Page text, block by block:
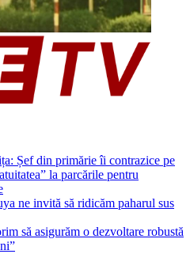
Șef din primărie îi contrazice pe
la parcările pentru
ne invită să ridicăm paharul sus
să asigurăm o dezvoltare robustă